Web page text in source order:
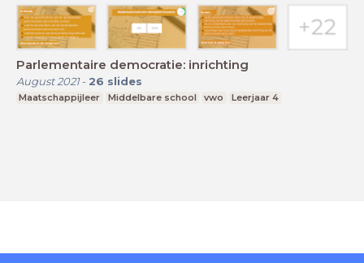
Parlementaire democratie: inrichting
August 2021- 26 slides
Maatschappijleer Middelbare school vwo Leerjaar 4